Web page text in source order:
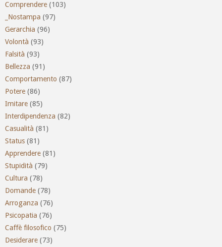
Comprendere (103)
_Nostampa (97)
Gerarchia (96)
Volontà (93)
Falsità (93)
Bellezza (91)
Comportamento (87)
Potere (86)
Imitare (85)
Interdipendenza (82)
Casualità (81)
Status (81)
Apprendere (81)
Stupidità (79)
Cultura (78)
Domande (78)
Arroganza (76)
Psicopatia (76)
Caffè filosofico (75)
Desiderare (73)